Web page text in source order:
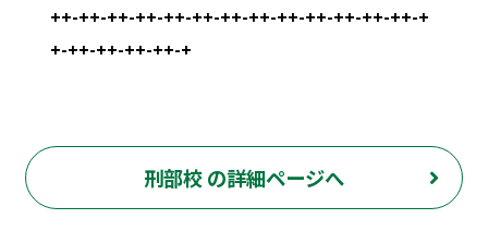
++-++-++-++-++-++-++-++-++-++-++-++-++-+
+-++-++-++-++-+
刑部校 の詳細ページへ